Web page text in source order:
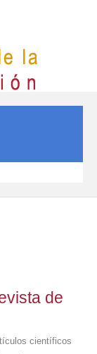
de
científicos